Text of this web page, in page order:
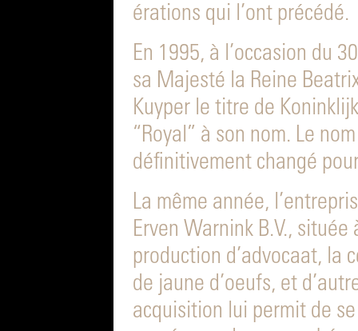
érations qui l’ont précédé.
En 1995, à l’occasion du
sa Majesté la Reine
Kuyper le titre de
“Royal” à son nom. Le
définitivement changé
La même année,
Erven Warnink B.V.,
production d’advocaat, la
de jaune d’oeufs, et
acquisition lui permit de